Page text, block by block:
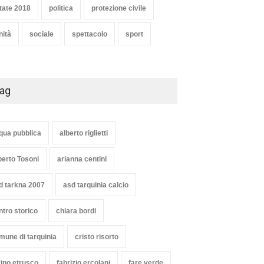
2018 politica protezione civile
sociale spettacolo sport
pubblica alberto riglietti
Tosoni arianna centini
tarkna 2007 asd tarquinia calcio
storico chiara bordi
di tarquinia cristo risorto